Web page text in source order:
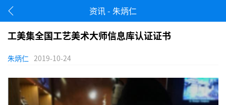
资讯 - 朱炳仁
工美集全国工艺美术大师信息库认证证书
朱炳仁 2019-10-24